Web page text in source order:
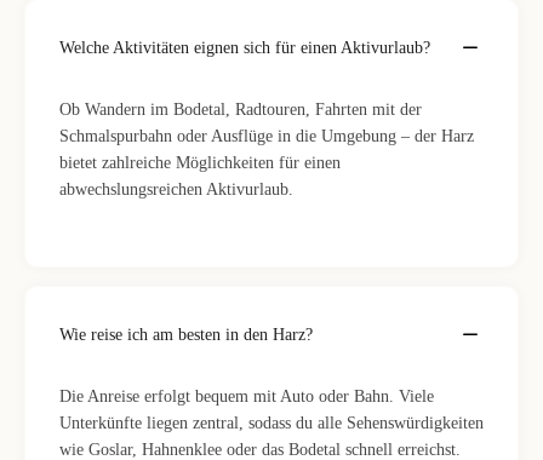
Welche Aktivitäten eignen sich für einen Aktivurlaub?
Ob Wandern im Bodetal, Radtouren, Fahrten mit der
Schmalspurbahn oder Ausflüge in die Umgebung – der Harz
bietet zahlreiche Möglichkeiten für einen
abwechslungsreichen Aktivurlaub.
Wie reise ich am besten in den Harz?
Die Anreise erfolgt bequem mit Auto oder Bahn. Viele
Unterkünfte liegen zentral, sodass du alle Sehenswürdigkeiten
wie Goslar, Hahnenklee oder das Bodetal schnell erreichst.